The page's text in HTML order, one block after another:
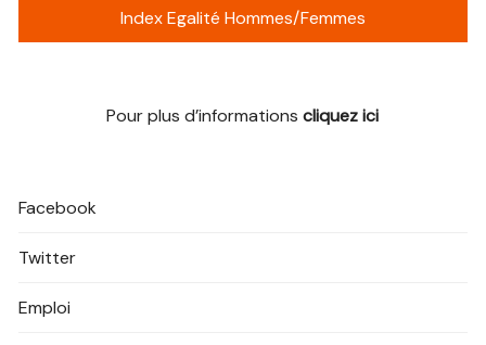
Index Egalité Hommes/Femmes
Pour plus d’informationscliquez ici
Facebook
Twitter
Emploi